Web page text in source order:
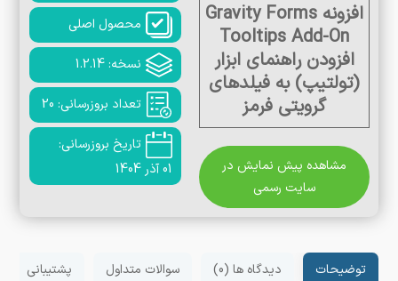
افزونه Gravity Forms
Tooltips Add-On
افزودن راهنمای ابزار
(تولتیپ) به فیلدهای
گرویتی فرمز
مشاهده پیش نمایش در
سایت رسمی
محصول اصلی
نسخه: 1.2.14
تعداد بروزرسانی: 20
تاریخ بروزرسانی:
01 آذر 1404
توضیحات دیدگاه ها (0) سوالات متداول پشتیبانی